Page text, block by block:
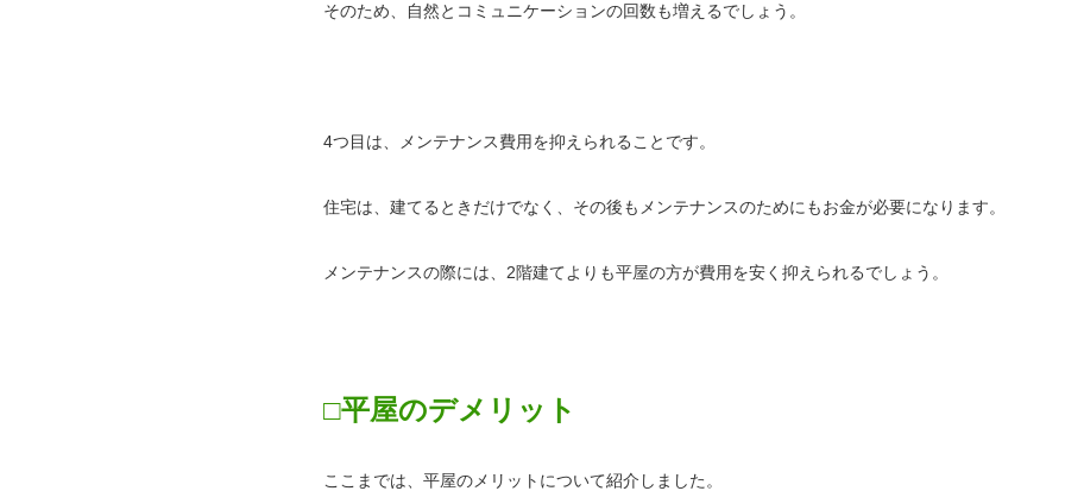
そのため、自然とコミュニケーションの回数も増えるでしょう。
4つ目は、メンテナンス費用を抑えられることです。
住宅は、建てるときだけでなく、その後もメンテナンスのためにもお金が必要になります。
メンテナンスの際には、2階建てよりも平屋の方が費用を安く抑えられるでしょう。
□平屋のデメリット
ここまでは、平屋のメリットについて紹介しました。